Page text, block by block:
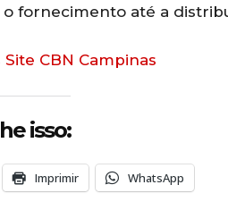
o fornecimento até a
CBN Campinas
isso:
Imprimir WhatsApp